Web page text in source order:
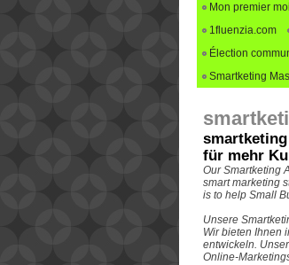
Mon premier
1fluenzia.com
Élection
Smartketing
für mehr
Our Smartketing
smart marketing
is to help Small
Unsere
Wir bieten Ihnen
entwickeln.
Online-